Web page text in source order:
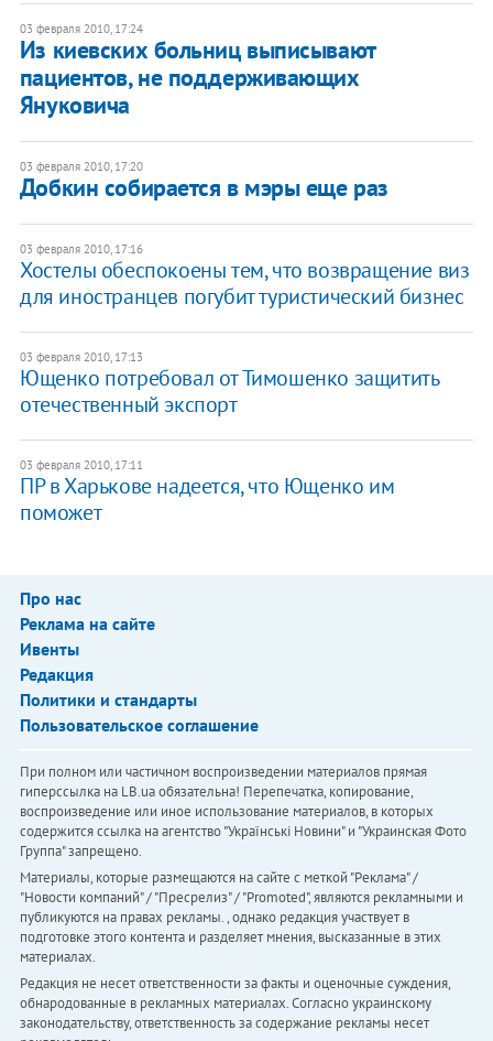
03 февраля 2010, 17:24
Из киевских больниц выписывают
пациентов, не поддерживающих
Януковича
03 февраля 2010, 17:20
Добкин собирается в мэры еще раз
03 февраля 2010, 17:16
Хостелы обеспокоены тем, что возвращение виз
для иностранцев погубит туристический бизнес
03 февраля 2010, 17:13
Ющенко потребовал от Тимошенко защитить
отечественный экспорт
03 февраля 2010, 17:11
ПР в Харькове надеется, что Ющенко им
поможет
Про нас
Реклама на сайте
Ивенты
Редакция
Политики и стандарты
Пользовательское соглашение
При полном или частичном воспроизведении материалов прямая
гиперссылка на LB.ua обязательна! Перепечатка, копирование,
воспроизведение или иное использование материалов, в которых
содержится ссылка на агентство "Українськi Новини" и "Украинская Фото
Группа" запрещено.
Материалы, которые размещаются на сайте с меткой "Реклама" /
"Новости компаний" / "Пресрелиз" / "Promoted", являются рекламными и
публикуются на правах рекламы. , однако редакция участвует в
подготовке этого контента и разделяет мнения, высказанные в этих
материалах.
Редакция не несет ответственности за факты и оценочные суждения,
обнародованные в рекламных материалах. Согласно украинскому
законодательству, ответственность за содержание рекламы несет